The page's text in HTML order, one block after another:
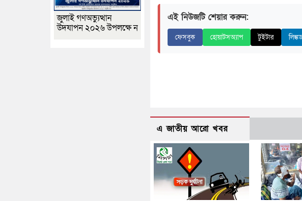
এই নিউজটি শেয়ার করুন:
ফেসবুক হোয়াটসঅ্যাপ টুইটার
এ জাতীয় আরো খবর
জুলাই গণঅভ্যুত্থান
উদযাপন ২০২৬ উপলক্ষে ন